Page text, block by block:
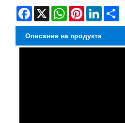
Facebook
X WhatsAppPinterestLinkedIn
Описание на продукта